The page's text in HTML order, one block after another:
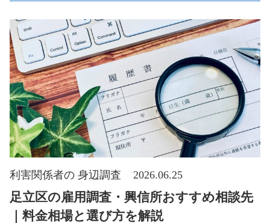
利害関係者の 身辺調査 2026.06.25
足立区の雇用調査・興信所おすすめ相談先
｜料金相場と選び方を解説